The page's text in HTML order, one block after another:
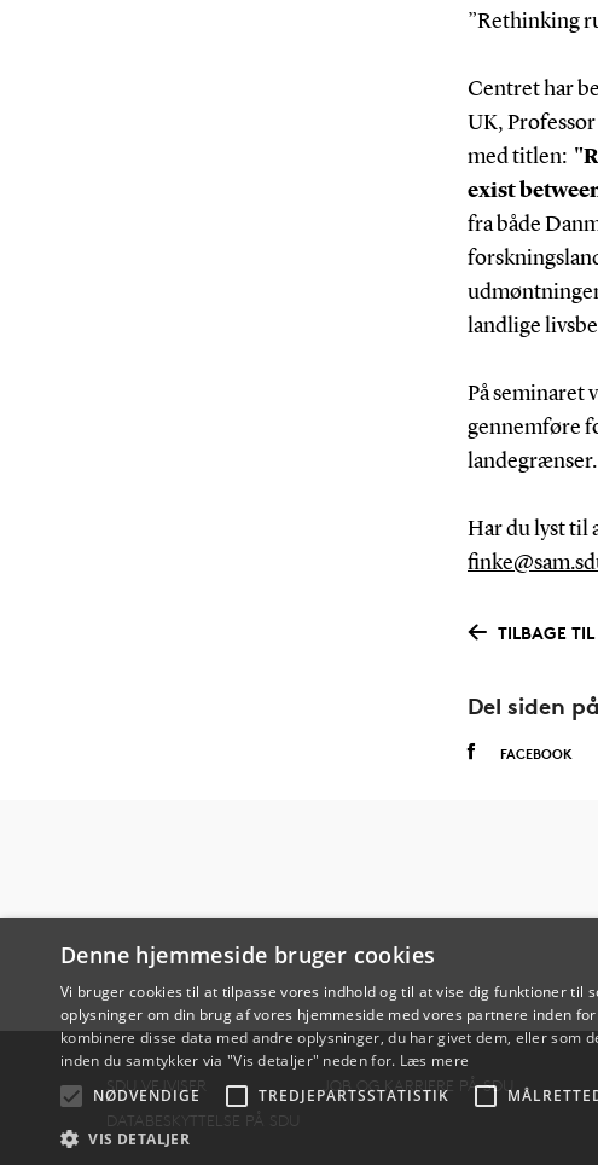
”Rethinking
Centret har
UK,
med titlen:
exist
fra både
landlige
På seminaret
gennemføre
landegrænser.
Har du lyst til
finke
TILBAGE
Del siden på
FACEBOOK
SDU VEJVISER
JOB OG KARRIERE PÅ SDU
DATABESKYTTELSE PÅ SDU
Denne hjemmeside bruger cookies
Vi bruger cookies til at tilpasse vores indhold og til at vise dig funktioner til
oplysninger om din brug af vores hjemmeside med vores partnere inden
kombinere disse data med andre oplysninger, du har givet dem, eller som
inden du samtykker via "Vis detaljer" neden for. Læs mere
NØDVENDIGE
TREDJEPARTSSTATISTIK
VIS DETALJER